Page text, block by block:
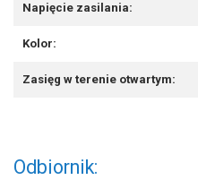
Napięcie zasilania:
Kolor:
Zasięg w terenie otwartym:
Odbiornik: